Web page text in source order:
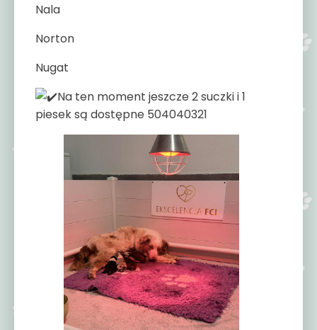
Nala
Norton
Nugat
Na ten moment jeszcze 2 suczki i 1
piesek są dostępne 504040321